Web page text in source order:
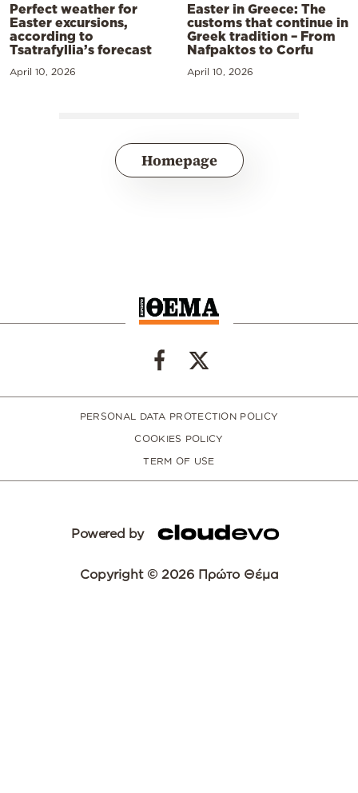
Perfect weather for
Easter excursions,
according to
Tsatrafyllia’s forecast
April 10, 2026
Easter in Greece: The
customs that continue in
Greek tradition – From
Nafpaktos to Corfu
April 10, 2026
Homepage
PERSONAL DATA PROTECTION POLICY
COOKIES POLICY
TERM OF USE
Powered by
Copyright © 2026 Πρώτο Θέμα